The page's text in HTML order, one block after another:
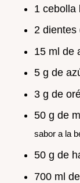
1 cebolla
2 dientes
15 ml de
5 g de
3 g de
50 g de
sabor a la
50 g de
700 ml